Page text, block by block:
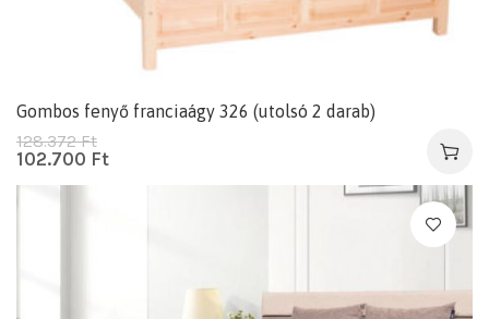
Gombos fenyő franciaágy 326 (utolsó 2 darab)
128.372Ft
102.700 Ft